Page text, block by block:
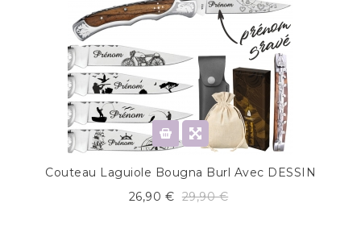
Couteau Laguiole Bougna Burl Avec DESSIN
26,90 € 29,90 €